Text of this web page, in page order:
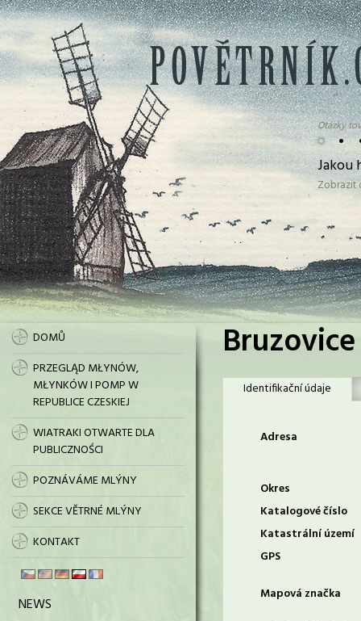
• •
Otázky
Jakou
DOMŮ
PRZEGLĄD MŁYNÓW,
MŁYNKÓW I POMP W
REPUBLICE CZESKIEJ
WIATRAKI OTWARTE DLA
PUBLICZNOŚCI
POZNÁVÁME MLÝNY
SEKCE VĚTRNÉ MLÝNY
KONTAKT
NEWS
Identifikační údaje
Adresa
Okres
Katalogové číslo
Katastrální území
GPS
Mapová značka